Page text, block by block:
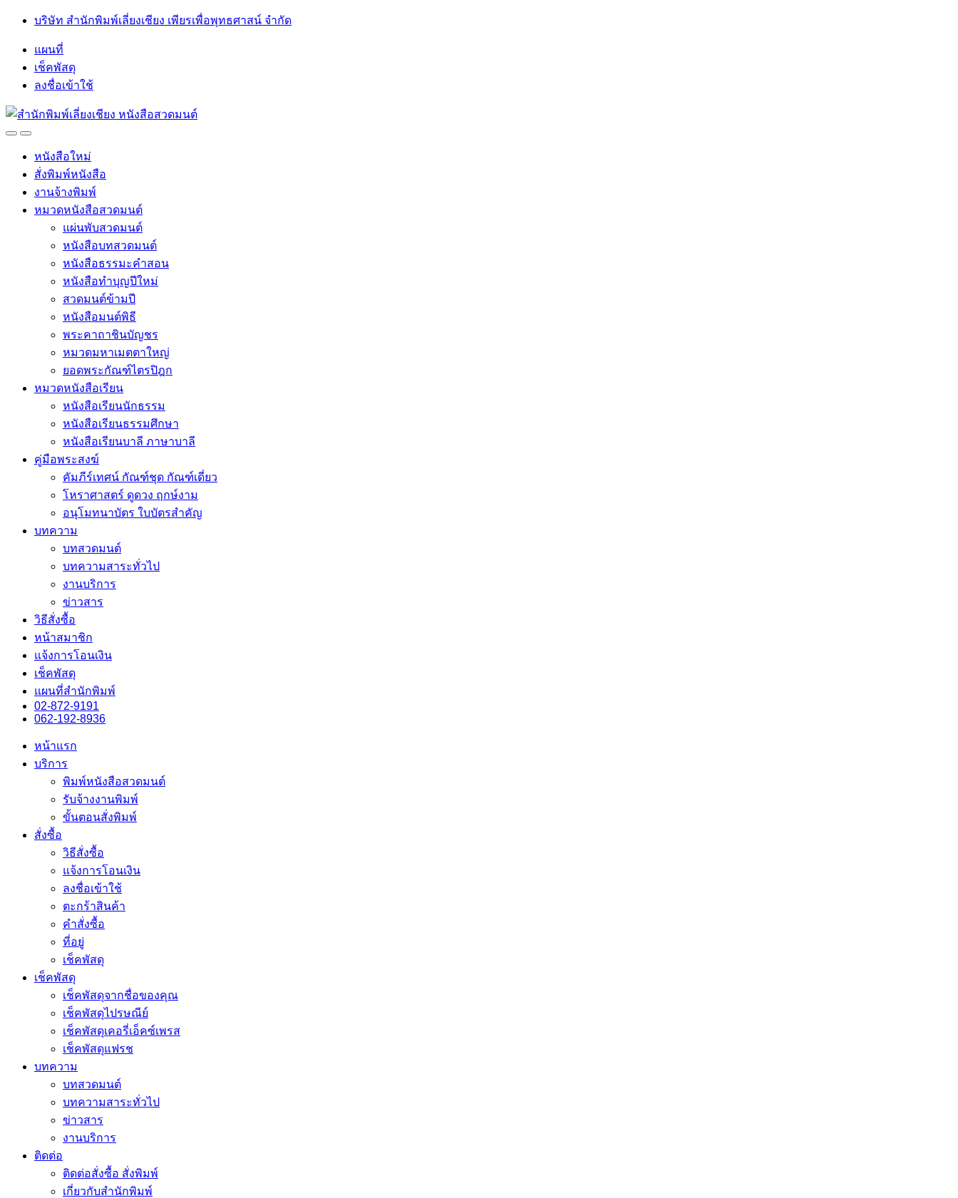
Skip
navigation
Skip
บริษัท สำนักพิมพ์เลี่ยงเชียง เพียรเพื่อพุทธศาสน์ จำกัด
แผนที่
เช็คพัสดุ
ลงชื่อเข้าใช้
OpenClose
หนังสือใหม่
สั่งพิมพ์หนังสือ
งานจ้างพิมพ์
หมวดหนังสือสวดมนต์
แผ่นพับสวดมนต์
หนังสือบทสวดมนต์
หนังสือธรรมะคำสอน
หนังสือทำบุญปีใหม่
สวดมนต์ข้ามปี
หนังสือมนต์พิธี
พระคาถาชินบัญชร
หมวดมหาเมตตาใหญ่
ยอดพระกัณฑ์ไตรปิฎก
หมวดหนังสือเรียน
หนังสือเรียนนักธรรม
หนังสือเรียนธรรมศึกษา
หนังสือเรียนบาลี ภาษาบาลี
คู่มือพระสงฆ์
คัมภีร์เทศน์ กัณฑ์ชุด กัณฑ์เดี่ยว
โหราศาสตร์ ดูดวง ฤกษ์งาม
อนุโมทนาบัตร ใบบัตรสำคัญ
บทความ
บทสวดมนต์
บทความสาระทั่วไป
งานบริการ
ข่าวสาร
วิธีสั่งซื้อ
หน้าสมาชิก
แจ้งการโอนเงิน
เช็คพัสดุ
แผนที่สำนักพิมพ์
02-872-9191
062-192-8936
หน้าแรก
บริการ
พิมพ์หนังสือสวดมนต์
รับจ้างงานพิมพ์
ขั้นตอนสั่งพิมพ์
สั่งซื้อ
วิธีสั่งซื้อ
แจ้งการโอนเงิน
ลงชื่อเข้าใช้
ตะกร้าสินค้า
คำสั่งซื้อ
ที่อยู่
เช็คพัสดุ
เช็คพัสดุ
เช็คพัสดุจากชื่อของคุณ
เช็คพัสดุไปรษณีย์
เช็คพัสดุเคอรี่เอ็คซ์เพรส
เช็คพัสดุแฟรช
บทความ
บทสวดมนต์
บทความสาระทั่วไป
ข่าวสาร
งานบริการ
ติดต่อ
ติดต่อสั่งซื้อ สั่งพิมพ์
เกี่ยวกับสำนักพิมพ์